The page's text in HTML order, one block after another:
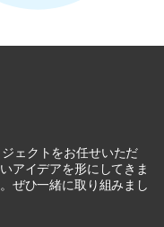
ェクトをお任せいただ
アイデアを形にしてきま
ぜひ一緒に取り組みまし